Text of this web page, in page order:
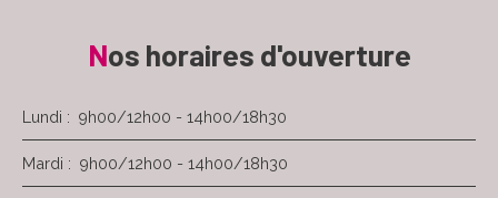
Nos horaires d'ouverture
Lundi : 9h00/12h00 - 14h00/18h30
Mardi : 9h00/12h00 - 14h00/18h30